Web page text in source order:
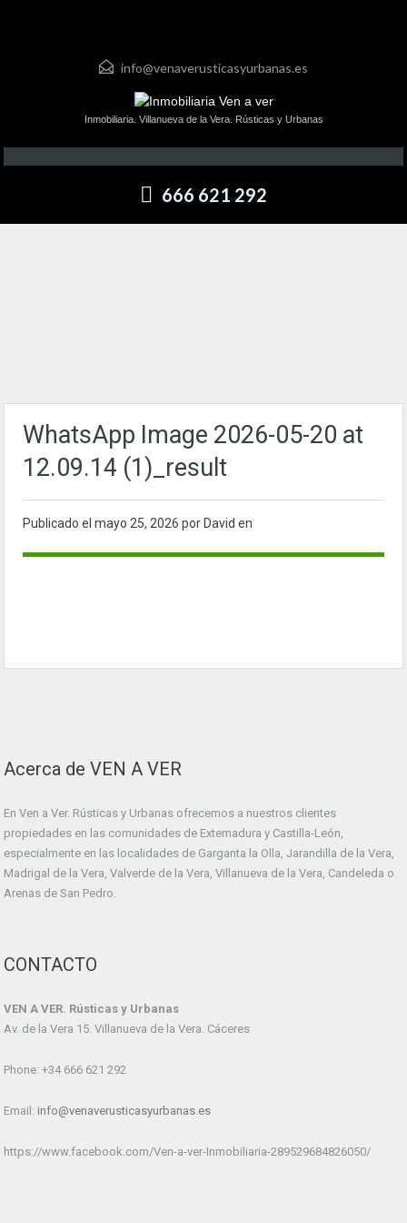
info@venaverusticasyurbanas.es
Inmobiliaria. Villanueva de la Vera. Rústicas y Urbanas
666 621 292
WhatsApp Image 2026-05-20 at
12.09.14 (1)_result
Publicado el mayo 25, 2026 por David en
Acerca de VEN A VER
En Ven a Ver. Rústicas y Urbanas ofrecemos a nuestros clientes
propiedades en las comunidades de Extemadura y Castilla-León,
especialmente en las localidades de Garganta la Olla, Jarandilla de la Vera,
Madrigal de la Vera, Valverde de la Vera, Villanueva de la Vera, Candeleda o
Arenas de San Pedro.
CONTACTO
VEN A VER. Rústicas y Urbanas
Av. de la Vera 15. Villanueva de la Vera. Cáceres
Phone: +34 666 621 292
Email: info@venaverusticasyurbanas.es
https://www.facebook.com/Ven-a-ver-Inmobiliaria-289529684826050/